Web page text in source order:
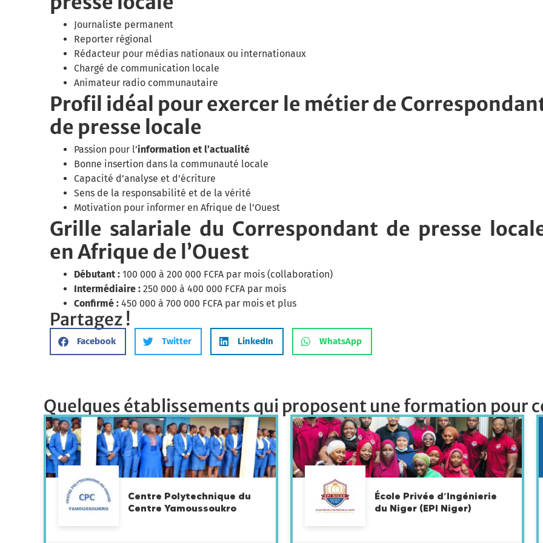
Journaliste permanent
Reporter régional
Rédacteur pour médias nationaux ou internationaux
Chargé de communication locale
Animateur radio communautaire
Profil idéal pour exercer le métier de
de presse locale
Passion pour l’information et l’actualité
Bonne insertion dans la communauté locale
Capacité d’analyse et d’écriture
Sens de la responsabilité et de la vérité
Motivation pour informer en Afrique de l’Ouest
Grille salariale du Correspondant de presse
en Afrique de l’Ouest
Débutant : 100 000 à 200 000 FCFA par mois (collaboration)
Intermédiaire : 250 000 à 400 000 FCFA par mois
Confirmé : 450 000 à 700 000 FCFA par mois et plus
Partagez !
Facebook Twitter LinkedIn WhatsApp
Quelques établissements qui proposent une formation pour
Centre Polytechnique du
Centre Yamoussoukro
École Privée d’Ingénierie
du Niger (EPI Niger)